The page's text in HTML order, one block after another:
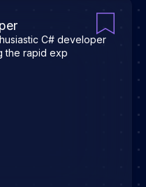
C# developer
the rapid exp